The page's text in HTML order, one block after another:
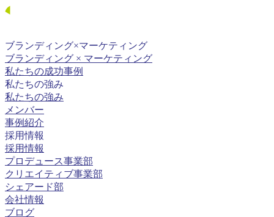
ブランディング×マーケティング
ブランディング × マーケティング
私たちの成功事例
私たちの強み
私たちの強み
メンバー
事例紹介
採用情報
採用情報
プロデュース事業部
クリエイティブ事業部
シェアード部
会社情報
ブログ